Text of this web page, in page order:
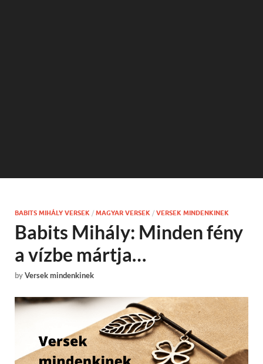
BABITS MIHÁLY VERSEK / MAGYAR VERSEK / VERSEK MINDENKINEK
Babits Mihály: Minden fény
a vízbe mártja…
byVersek mindenkinek